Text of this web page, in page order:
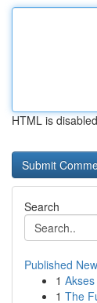
HTML is disabled
Search
Published
1
1 The